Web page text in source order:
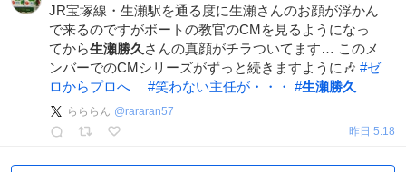
JR宝塚線・生瀬駅を通る度に生瀬さんのお顔が浮かん
で来るのですがボートの教官のCMを見るようになっ
てから生瀬勝久 さんの真顔がチラついてます… このメ
ンバーでのCMシリーズがずっと続きますように🎶 #ゼ
ロからプロへ
#笑わない主任が・・・ #生瀬勝久
らららん @rararan57
昨日 5:18